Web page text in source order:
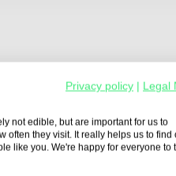
Privacy policy
Legal
not edible, but are important for us to
often they visit. It really helps us to find
like you. We're happy for everyone to